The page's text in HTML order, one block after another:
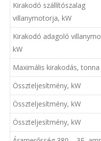
Kirakodó szállítószalag
villanymotorja, kW
Kirakodó adagoló
kW
Maximális kirakodás, tonna
Összteljesítmény, kW
Összteljesítmény, kW
Összteljesítmény, kW